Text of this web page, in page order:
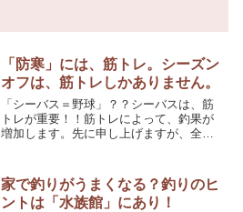
「防寒」には、筋トレ。シーズン
オフは、筋トレしかありません。
「シーバス＝野球」？？シーバスは、筋
トレが重要！！筋トレによって、釣果が
増加します。先に申し上げますが、全体
どうぞ。シーズンオフ期間シーバスのシ
ーズンオフ期間に、なにを...
家で釣りがうまくなる？釣りのヒ
ントは「水族館」にあり！